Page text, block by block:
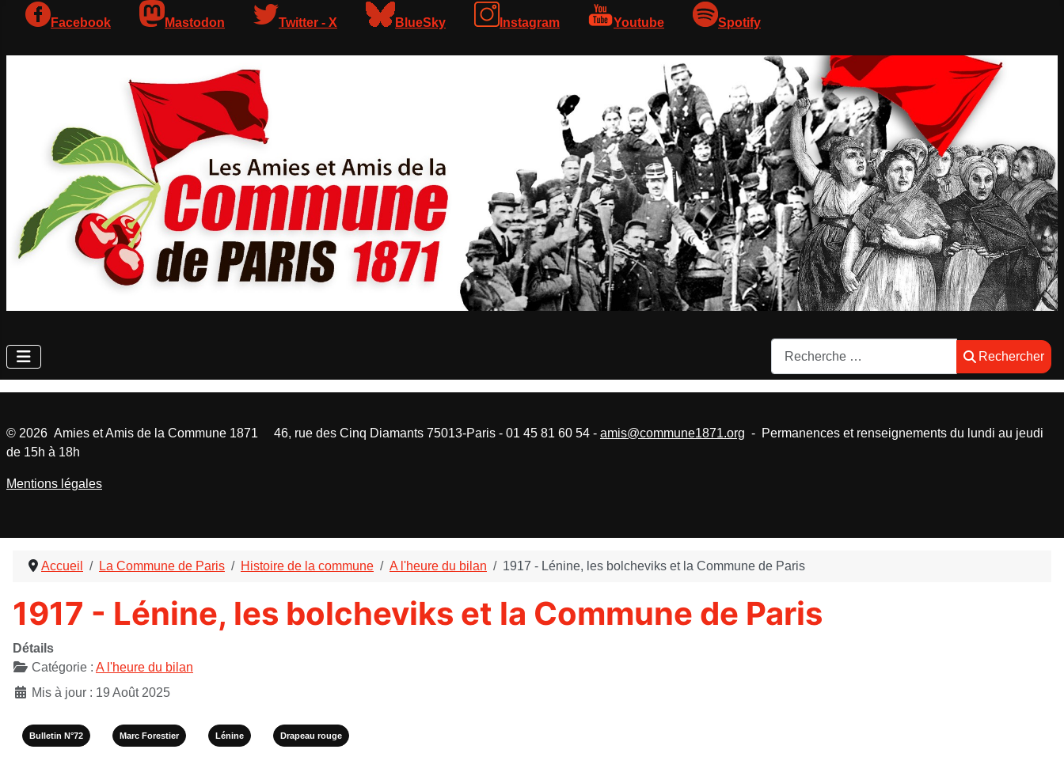
Facebook Mastodon Twitter - X BlueSky Instagram Youtube Spotify
Rechercher
Rechercher
Accueil La Commune de Paris Histoire de la commune A l'heure du bilan 1917 - Lénine, les bolcheviks et la Commune de Paris
1917 - Lénine, les bolcheviks et la Commune de Paris
Détails
Catégorie : A l'heure du bilan
Mis à jour : 19 Août 2025
Bulletin N°72 Marc Forestier Lénine Drapeau rouge
© 2026 Amies et Amis de la Commune 1871 46, rue des Cinq Diamants 75013-Paris - 01 45 81 60 54 - amis@commune1871.org - Permanences et renseignements du lundi au jeudi
de 15h à 18h
Mentions légales